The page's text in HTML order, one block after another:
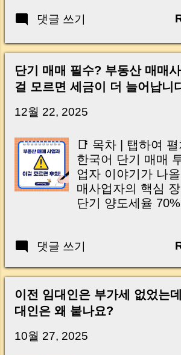
Your Account Is It Safe If the
Real Risks and Mistakes to
Key Takeaway 혹시 이런 생각
신가요? “잔금일… 그냥 돈 보내
닌가요?” 하지만 현장에서 보면
습니다. 잔금일은 ‘서류 몇 장 처
이는 가장 긴장되는 순간 입니다
중개 현장에서 겪었던 일입니다.
시, 이체 한도에 막혀 송금이 멈
서 계약이 무산될 뻔한 아찔한
다. 또 어떤 분은 이렇게 말씀하십
인데 왜 내 통장으로 안 들어오죠
사실은 ‘구조’를 몰라서 생기는
서 오늘은 잔금일에 실제로 돈이
는지, 왜 사고가 나는지, 그리고
드리겠습니다. 이 글 하나만 제
잔금일이 더 이상 두려운 날이 아
Introduction (Tap to expand)
댓글 쓰기
단기 매매 필수? 부동산 매매사
걸 모르면 세금이 더 늘어납니
12월 22, 2025
📑 목차 | 탭하여
한국어 단기 매매
업자 이야기가 나
매사업자의 핵심
단기 양도세율 70%
면에서의 차이 이
점 1) 비교과세 적
오해 2) 국민주택
가가치세 문제 3)
탄이 발생하는 구조
까? 매매사업자 추
댓글 쓰기
이전 임대인은 부가세 없었는
대인은 왜 붙나요?
10월 27, 2025